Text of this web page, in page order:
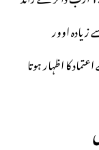
اوور
کا اظہار ہوتا